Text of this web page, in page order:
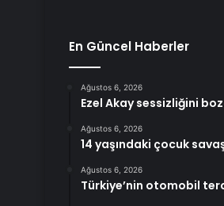
En Güncel Haberler
Ağustos 6, 2026
Ezel Akay sessizliğini
Ağustos 6, 2026
14 yaşındaki çocuk
Ağustos 6, 2026
Türkiye’nin otomobil